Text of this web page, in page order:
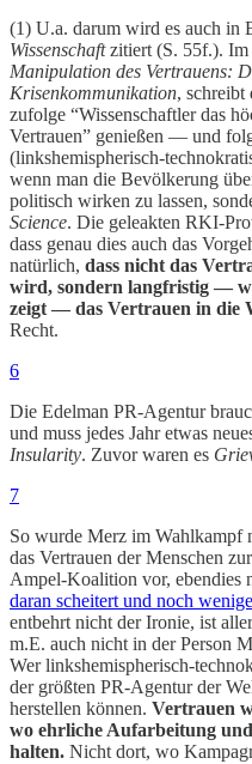
(1) U.a. darum wird es auch in
Wissenschaftzitiert (S. 55f.). Im
Manipulation des Vertrauens:
Krisenkommunikation, schreibt
zufolge “Wissenschaftler das
Vertrauen” genießen — und
(linkshemispherisch-
wenn man die Bevölkerung
politisch wirken zu lassen,
Science. Die geleakten RKI-
dass genau dies auch das
natürlich, dass nicht das
wird, sondern langfristig —
zeigt — das Vertrauen in die
Recht.
6
Die Edelman PR-Agentur
und muss jedes Jahr etwas
Insularity. Zuvor waren es
7
So wurde Merz im Wahlkampf
das Vertrauen der Menschen
Ampel-Koalition vor, ebendies
daran scheitert und noch
entbehrt nicht der Ironie, ist
m.E. auch nicht in der Person
Wer linkshemispherisch-
der größten PR-Agentur der
herstellen können. Vertrauen
wo ehrliche Aufarbeitung
halten. Nicht dort, wo